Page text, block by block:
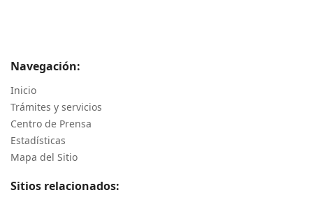
Navegación:
Inicio
Trámites y servicios
Centro de Prensa
Estadísticas
Mapa del Sitio
Sitios relacionados: